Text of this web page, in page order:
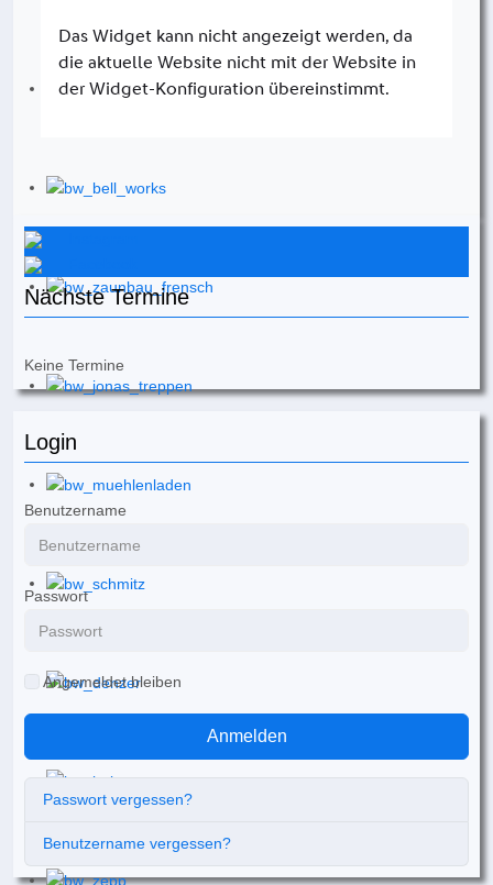
Nächste Termine
Keine Termine
Login
Benutzername
Passwort
Angemeldet bleiben
Anmelden
Passwort vergessen?
Benutzername vergessen?